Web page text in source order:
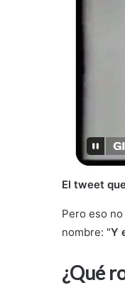
El tweet
Pero eso
nombre: "Y
¿Qué